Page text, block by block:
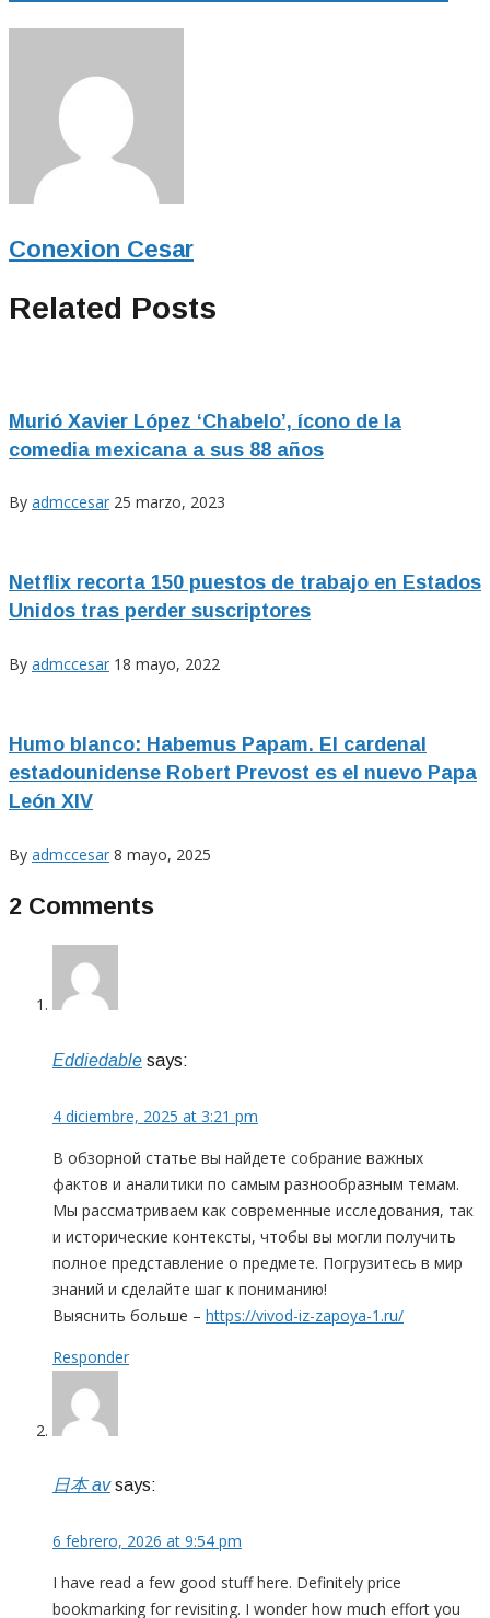
Conexion Cesar
Related Posts
Murió Xavier López ‘Chabelo’, ícono de la
comedia mexicana a sus 88 años
By admccesar 25 marzo, 2023
Netflix recorta 150 puestos de trabajo en Estados
Unidos tras perder suscriptores
By admccesar 18 mayo, 2022
Humo blanco: Habemus Papam. El cardenal
estadounidense Robert Prevost es el nuevo Papa
León XIV
By admccesar 8 mayo, 2025
2 Comments
Eddiedable says:
4 diciembre, 2025 at 3:21 pm
В обзорной статье вы найдете собрание важных
фактов и аналитики по самым разнообразным темам.
Мы рассматриваем как современные исследования, так
и исторические контексты, чтобы вы могли получить
полное представление о предмете. Погрузитесь в мир
знаний и сделайте шаг к пониманию!
Выяснить больше – https://vivod-iz-zapoya-1.ru/
Responder
日本 av says:
6 febrero, 2026 at 9:54 pm
I have read a few good stuff here. Definitely price
bookmarking for revisiting. I wonder how much effort you